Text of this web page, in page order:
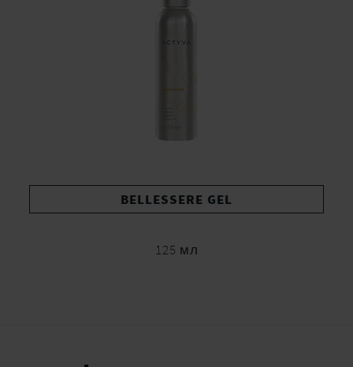
BELLESSERE GEL
125 мл